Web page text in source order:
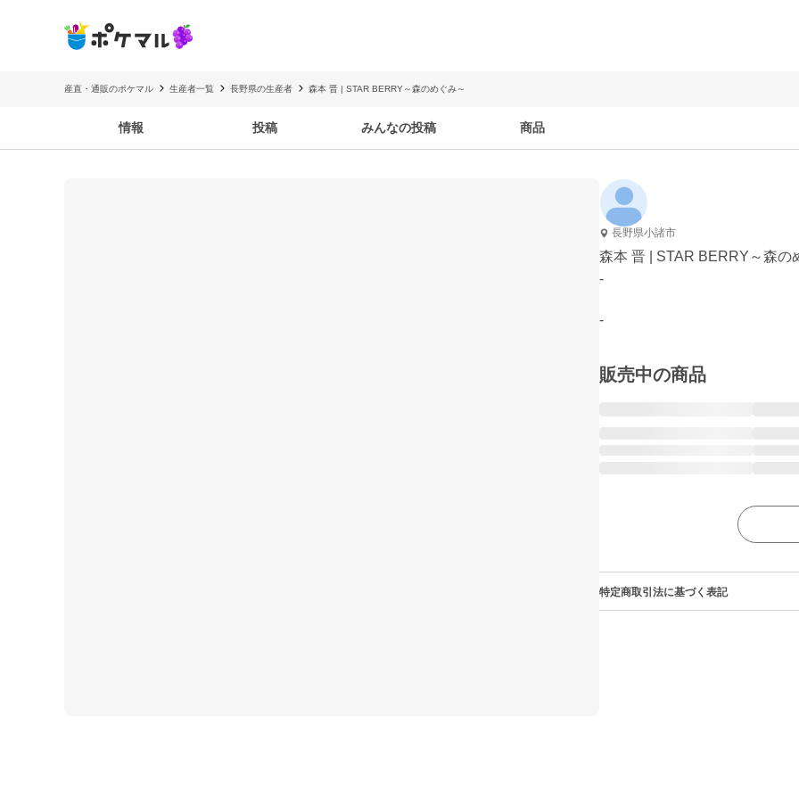
産直・通販のポケマル 生産者一覧 長野県の生産者 森本 晋 | STAR BERRY～森のめぐみ～
情報 投稿 みんなの投稿 商品
長野県小諸市
森本 晋 | STAR BERRY～森の
-
-
販売中の商品
特定商取引法に基づく表記